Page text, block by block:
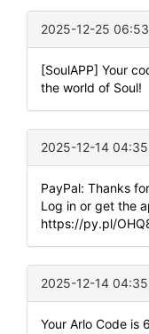
2025-12-25
[SoulAPP] Your
the world of Soul!
2025-12-14
PayPal: Thanks
Log in or get the
https://py.pl/
2025-12-14
Your Arlo Code is